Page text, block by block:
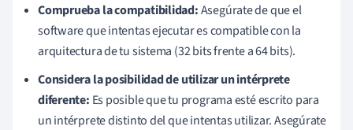
Comprueba la compatibilidad:Asegúrate de que el
software que intentas ejecutar es compatible con la
arquitectura de tu sistema (32 bits frente a 64 bits).
Considera la posibilidad de utilizar un intérprete
diferente: Es posible que tu programa esté escrito para
un intérprete distinto del que intentas utilizar. Asegúrate